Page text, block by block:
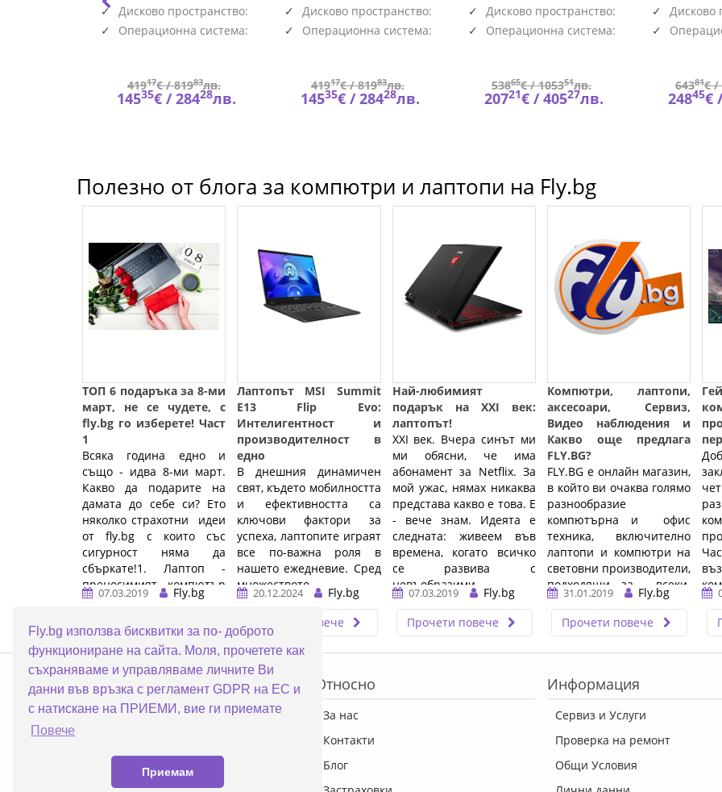
Fly.bg използва бисквитки за по- доброто
функциониране на сайта. Моля, прочетете как
съхраняваме и управляваме личните Ви
данни във връзка с регламент GDPR на ЕС и
с натискане на ПРИЕМИ, вие ги приемате
Повече
Приемам
Дисково пространство:
64GBОперационна система:
41917€ /81983лв.
14535€ /28428лв.
Дисково пространство:
64GBОперационна система:
41917€ /81983лв.
14535€ /28428лв.
Дисково пространство:
128GBОперационна система:
53865€ /105351лв.
20721€ /40527лв.
Дисково
128GB
64381€ /
24845€
Полезно от блога за компютри и лаптопи на Fly.bg
ТОП 6 подаръка за 8-ми
март, не се чудете, с
fly.bg го изберете! Част
1
Всяка година едно и
също - идва 8-ми март.
Какво да подарите на
дамата до себе си? Ето
няколко страхотни идеи
от fly.bg с които със
сигурност няма да
сбъркате!1. Лаптоп -
преносимият компютър
означава ...…
07.03.2019
Fly.bg
Прочети повече
Лаптопът MSI Summit
E13 Flip Evo:
Интелигентност и
производителност в
едно
В днешния динамичен
свят, където мобилността
и ефективността са
ключови фактори за
успеха, лаптопите играят
все по-важна роля в
нашето ежедневие. Сред
множеството
предложения на пазара,
20.12.2024
Fly.bg
Прочети повече
Най-любимият
подарък на XXI век:
лаптопът!
XXI век. Вчера синът ми
ми обясни, че има
абонамент за Netflix. За
мой ужас, нямах никаква
представа какво е това. Е
- вече знам. Идеята е
следната: живеем във
времена, когато всичко
се развива с
невъобразими ...…
07.03.2019
Fly.bg
Прочети повече
Компютри, лаптопи,
аксесоари, Сервиз,
Видео наблюдения и
Какво още предлага
FLY.BG?
FLY.BG е онлайн магазин,
в който ви очаква голямо
разнообразие
компютърна и офис
техника, включително
лаптопи и компютри на
световни производители,
подходящи за всеки.
При нас ще намерите ...
31.01.2019
Fly.bg
Прочети повече
ERROR5
Топ категории
ПРОМОЦИИ
Настолни компютри
Относно
За нас
Контакти
Блог
Информация
Сервиз и Услуги
Проверка на ремонт
Общи Условия